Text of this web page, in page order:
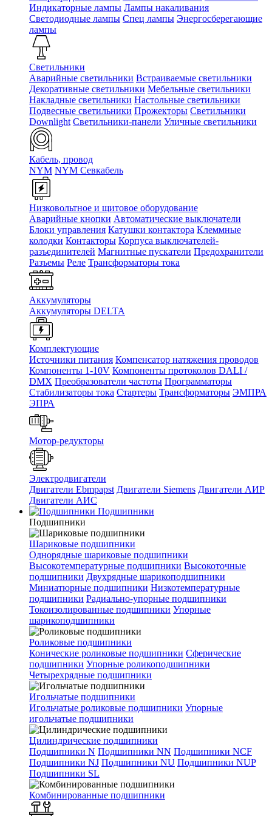
Индикаторные лампы Лампы накаливания
Светодиодные лампы Спец лампы Энергосберегающие
лампы
Светильники
Аварийные светильники Встраиваемые светильники
Декоративные светильники Мебельные светильники
Накладные светильники Настольные светильники
Подвесные светильники Прожекторы Светильники
Downlight Светильники-панели Уличные светильники
Кабель, провод
NYM NYM Севкабель
Низковольтное и щитовое оборудование
Аварийные кнопки Автоматические выключатели
Блоки управления Катушки контактора Клеммные
колодки Контакторы Корпуса выключателей-
разъединителей Магнитные пускатели Предохранители
Разъемы Реле Трансформаторы тока
Аккумуляторы
Аккумуляторы DELTA
Комплектующие
Источники питания Компенсатор натяжения проводов
Компоненты 1-10V Компоненты протоколов DALI /
DMX Преобразователи частоты Программаторы
Стабилизаторы тока Стартеры Трансформаторы ЭМПРА
ЭПРА
Мотор-редукторы
Электродвигатели
Двигатели Ebmpapst Двигатели Siemens Двигатели АИР
Двигатели АИС
Подшипники
Подшипники
Шариковые подшипники
Однорядные шариковые подшипники
Высокотемпературные подшипники Высокоточные
подшипники Двухрядные шарикоподшипники
Миниатюрные подшипники Низкотемпературные
подшипники Радиально-упорные подшипники
Токоизолированные подшипники Упорные
шарикоподшипники
Роликовые подшипники
Конические роликовые подшипники Сферические
подшипники Упорные роликоподшипники
Четырехрядные подшипники
Игольчатые подшипники
Игольчатые роликовые подшипники Упорные
игольчатые подшипники
Цилиндрические подшипники
Подшипники N Подшипники NN Подшипники NCF
Подшипники NJ Подшипники NU Подшипники NUP
Подшипники SL
Комбинированные подшипники